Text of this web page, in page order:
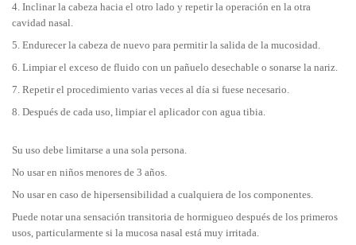
4. Inclinar la cabeza hacia el otro lado y repetir la operación en la otra
cavidad nasal.
5. Endurecer la cabeza de nuevo para permitir la salida de la mucosidad.
6. Limpiar el exceso de fluido con un pañuelo desechable o sonarse la nariz.
7. Repetir el procedimiento varias veces al día si fuese necesario.
8. Después de cada uso, limpiar el aplicador con agua tibia.
Su uso debe limitarse a una sola persona.
No usar en niños menores de 3 años.
No usar en caso de hipersensibilidad a cualquiera de los componentes.
Puede notar una sensación transitoria de hormigueo después de los primeros
usos, particularmente si la mucosa nasal está muy irritada.